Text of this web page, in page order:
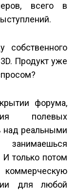
всего в
собственного
Продукт уже
форума,
полевых
над реальными
И только потом
коммерческую
для любой